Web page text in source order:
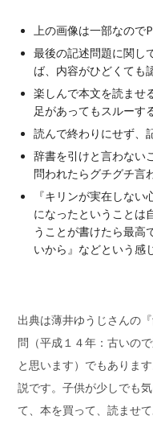
上の画像は一部なので
最後の記述問題に関し
ば、内容がひどくても
楽しんで本文を読ませ
足があってもスルーす
読んで終わりにせず、
辞書を引けと言わない
問われたらグチグチ言
『キリンが実在しな
になったということは
うことが書けたら最高
いから』などという感
出典は薄井ゆうじさんの
問（平成１４年：古いの
と思います）でもありま
説です。子供が少しでも
て、本を買って、読ませ